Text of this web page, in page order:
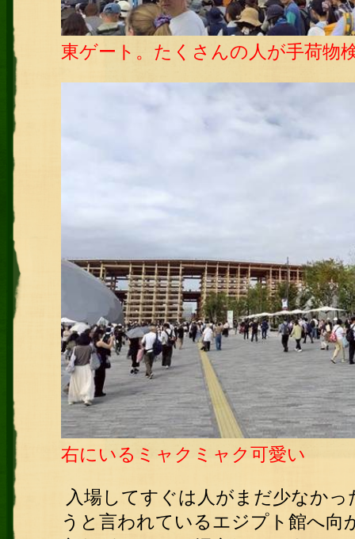
東ゲート。たくさんの人が手荷物
右にいるミャクミャク可愛い
入場してすぐは人がまだ少なか
うと言われているエジプト館へ向